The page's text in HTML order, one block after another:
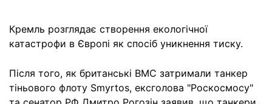
Кремль розглядає створення екологічної
катастрофи в Європі як спосіб уникнення тиску.
Після того, як британські ВМС затримали танкер
тіньового флоту Smyrtos, ексголова "Роскосмосу"